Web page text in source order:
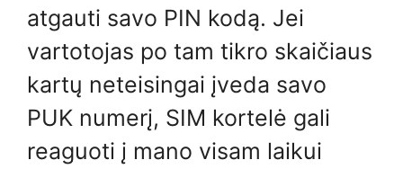
atgauti savo PIN kodą. Jei
vartotojas po tam tikro skaičiaus
kartų neteisingai įveda savo
PUK numerį, SIM kortelė gali
reaguoti į mano visam laikui